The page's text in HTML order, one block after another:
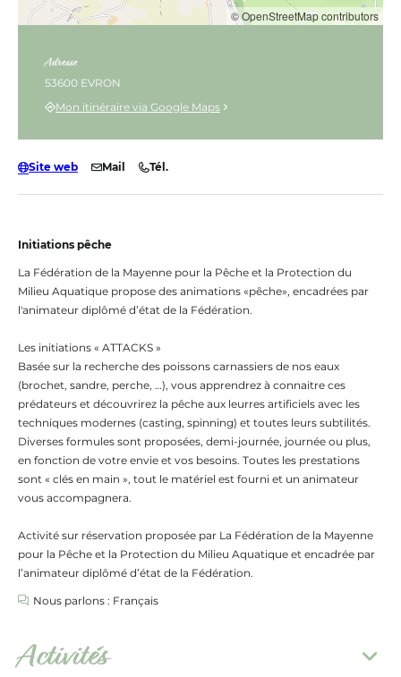
Initiations pêche
La Fédération de la Mayenne pour la Pêche et la Protection du
Milieu Aquatique propose des animations «pêche», encadrées par
l'animateur diplômé d’état de la Fédération.
Les initiations « ATTACKS »
Basée sur la recherche des poissons carnassiers de nos eaux
(brochet, sandre, perche, …), vous apprendrez à connaitre ces
prédateurs et découvrirez la pêche aux leurres artificiels avec les
techniques modernes (casting, spinning) et toutes leurs subtilités.
Diverses formules sont proposées, demi-journée, journée ou plus,
en fonction de votre envie et vos besoins. Toutes les prestations
sont « clés en main », tout le matériel est fourni et un animateur
vous accompagnera.
Activité sur réservation proposée par La Fédération de la Mayenne
pour la Pêche et la Protection du Milieu Aquatique et encadrée par
l’animateur diplômé d’état de la Fédération.
Nous parlons : Français
Activités
© OpenStreetMap contributors
Adresse
53600 EVRON
Mon itinéraire via Google Maps
Site web Mail Tél.